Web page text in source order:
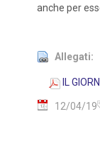
anche per
Allegati:
IL
12/04/19